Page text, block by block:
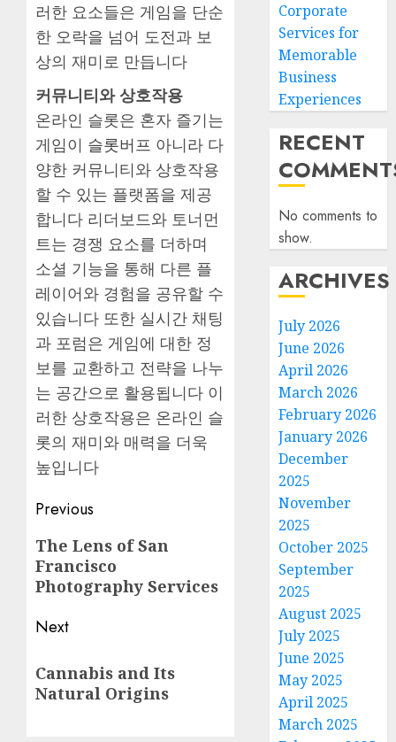
러한 요소들은 게임을 단순
한 오락을 넘어 도전과 보
상의 재미로 만듭니다
커뮤니티와 상호작용
온라인 슬롯은 혼자 즐기는
게임이 슬롯버프 아니라 다
양한 커뮤니티와 상호작용
할 수 있는 플랫폼을 제공
합니다 리더보드와 토너먼
트는 경쟁 요소를 더하며
소셜 기능을 통해 다른 플
레이어와 경험을 공유할 수
있습니다 또한 실시간 채팅
과 포럼은 게임에 대한 정
보를 교환하고 전략을 나누
는 공간으로 활용됩니다 이
러한 상호작용은 온라인 슬
롯의 재미와 매력을 더욱
높입니다
Post
navigation
Previous
Previous
post:
The Lens of San
Francisco
Photography Services
Next
post:
Cannabis and Its
Natural Origins
Corporate
Services for
Memorable
Business
Experiences
RECENT
No comments to
show.
ARCHIVES
July 2026
June 2026
April 2026
March 2026
February 2026
January 2026
December
2025
November
2025
October 2025
September
2025
August 2025
July 2025
June 2025
May 2025
April 2025
March 2025